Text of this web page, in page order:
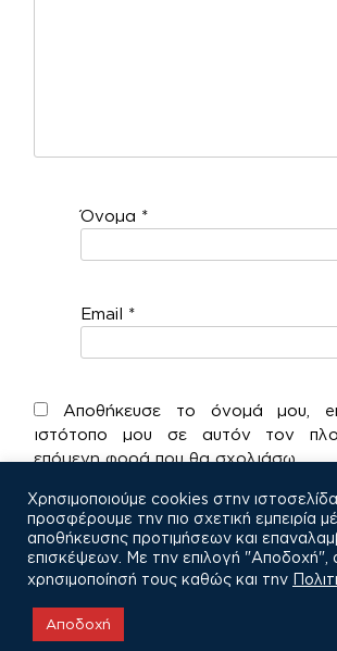
Όνομα *
Email *
Αποθήκευσε το όνομά μου,
ιστότοπο μου σε αυτόν τον
επόμενη φορά που θα σχολιάσω.
Χρησιμοποιούμε cookies στην
προσφέρουμε την πιο σχετική εμπειρία
αποθήκευσης προτιμήσεων και
επισκέψεων. Με την επιλογή "Αποδοχή",
χρησιμοποίησή τους καθώς και την
Αποδοχή